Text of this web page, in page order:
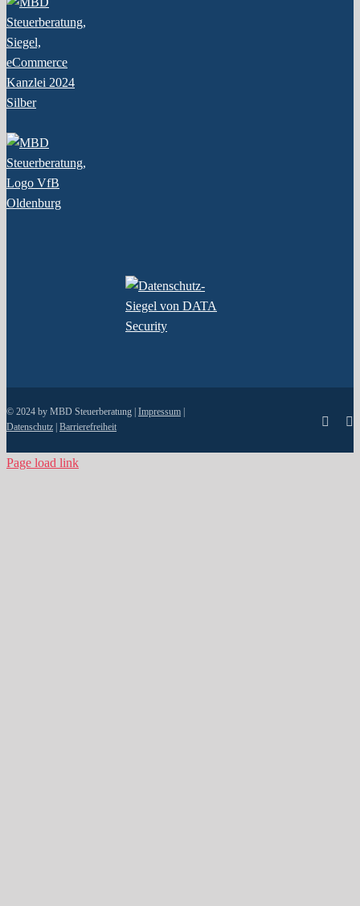
© 2024 by MBD Steuerberatung | Impressum
Datenschutz Barrierefreiheit
Page load link